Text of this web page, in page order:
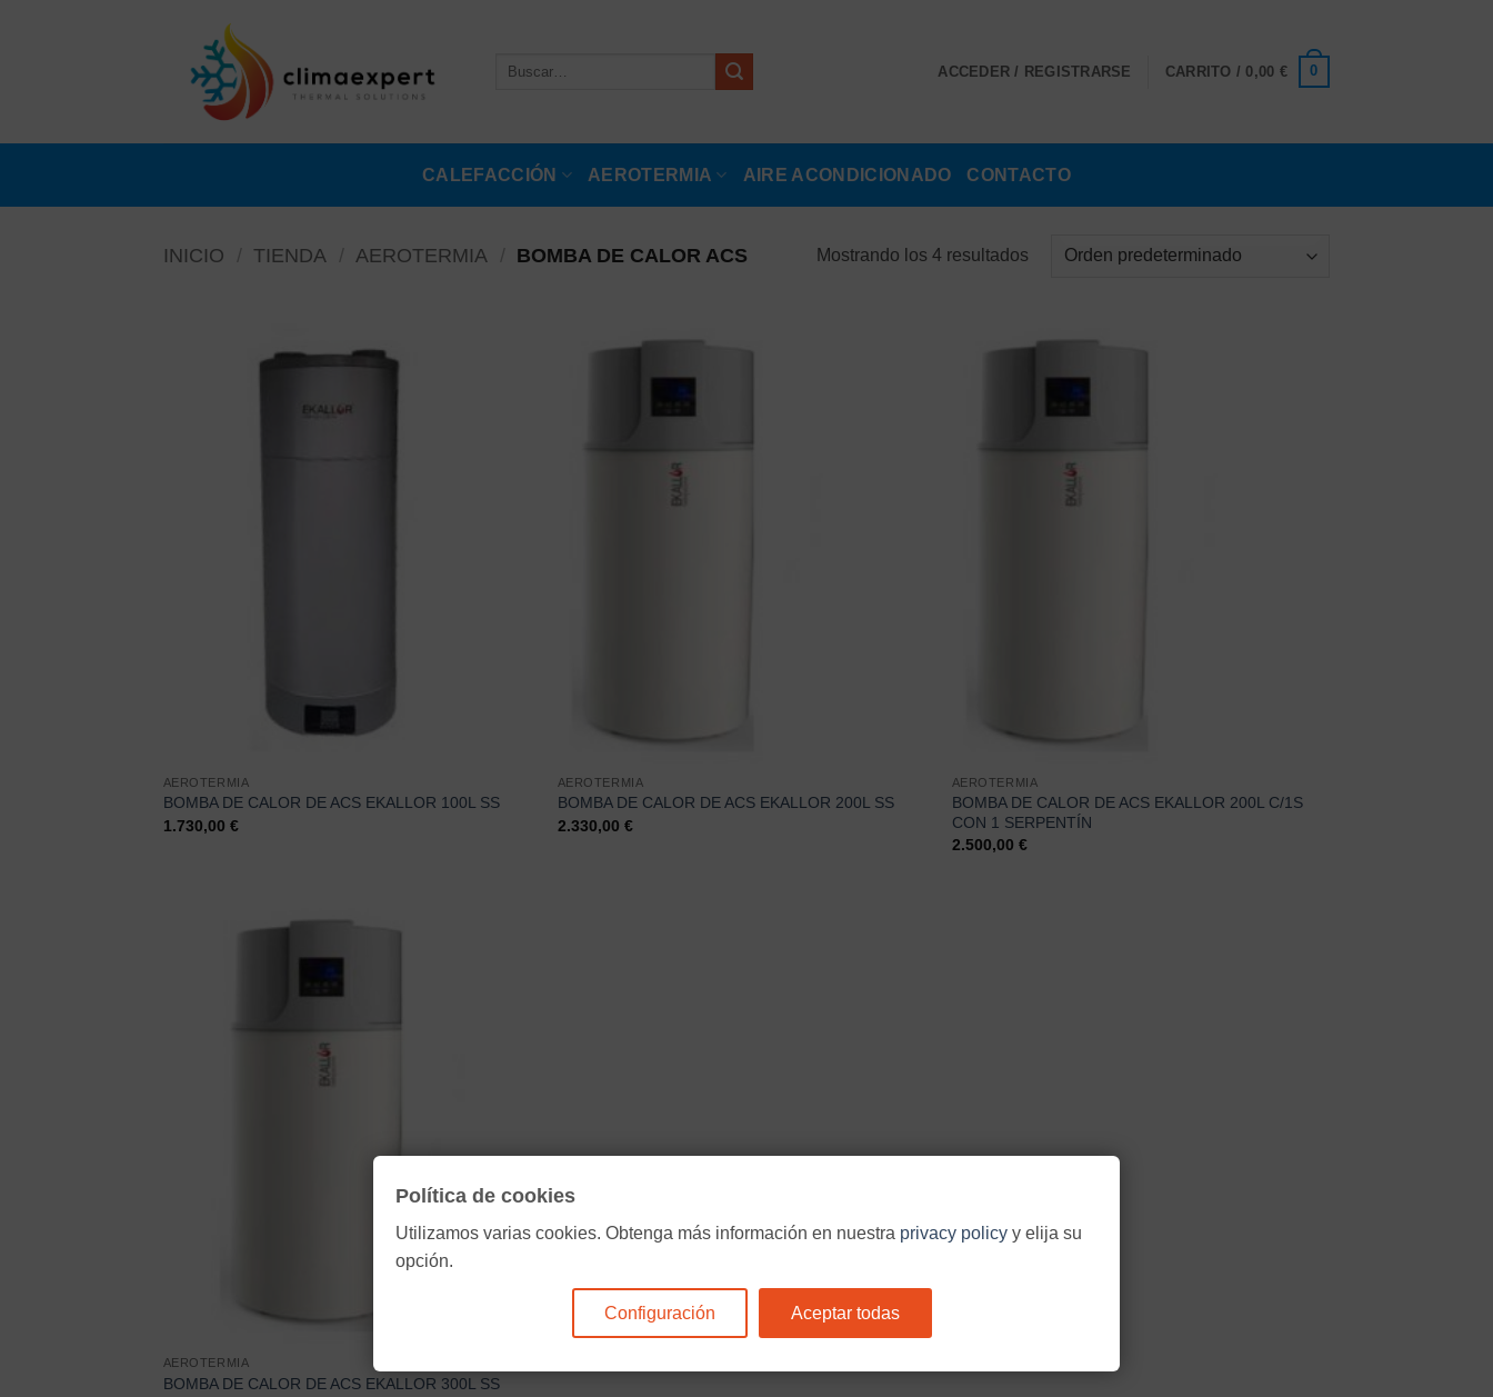
Buscar
ACCEDER / REGISTRARSE CARRITO / 0,00 € 0
CALEFACCIÓN AEROTERMIA AIRE ACONDICIONADO CONTACTO
INICIO TIENDA AEROTERMIA BOMBA DE CALOR ACS Mostrando los 4 resultados
AEROTERMIA
BOMBA DE CALOR DE ACS EKALLOR 100L SS
1.730,00 €
AEROTERMIA
BOMBA DE CALOR DE ACS EKALLOR 200L SS
2.330,00 €
AEROTERMIA
BOMBA DE CALOR DE ACS EKALLOR 200L C/1S
CON 1 SERPENTÍN
2.500,00 €
AEROTERMIA
BOMBA DE CALOR DE ACS EKALLOR 300L SS
Política de cookies
Utilizamos varias cookies. Obtenga más información en nuestra privacy policy y elija su
opción.
Configuración Aceptar todas